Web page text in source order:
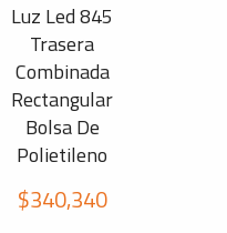
Luz Led 845
Trasera
Combinada
Rectangular
Bolsa De
Polietileno
$340,340